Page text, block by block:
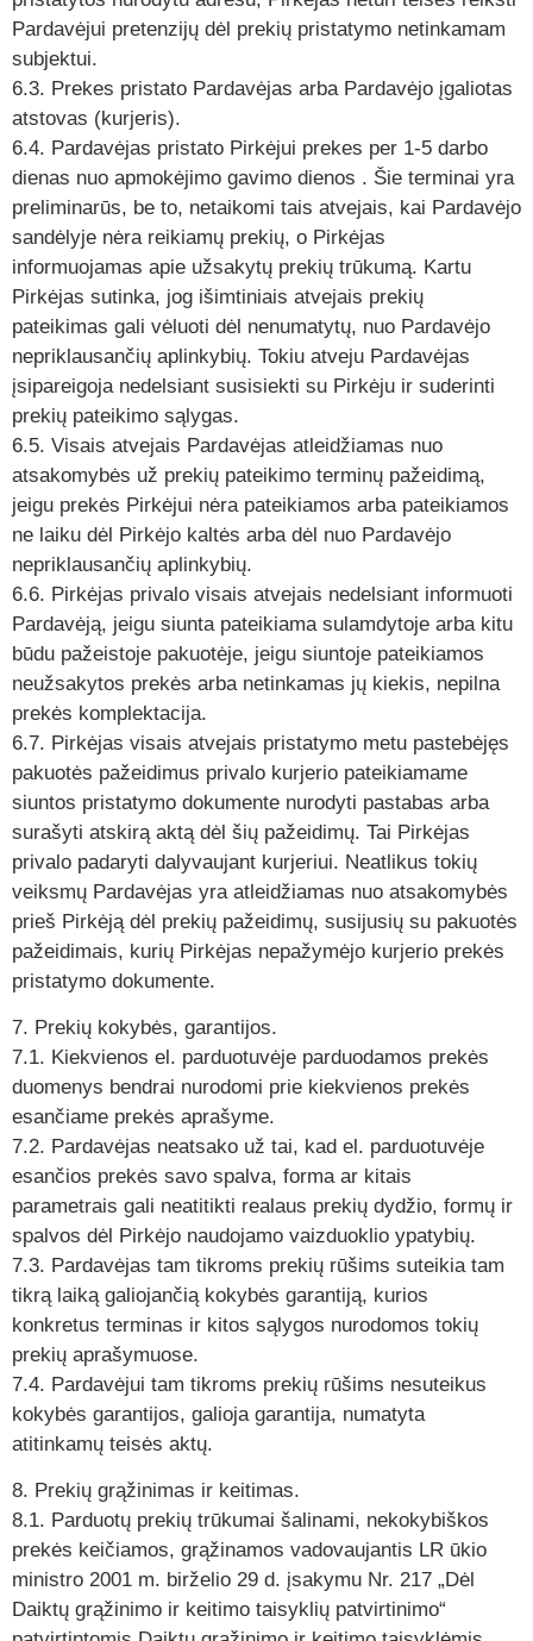
Pardavėjui pretenzijų dėl prekių pristatymo netinkamam
subjektui.
6.3. Prekes pristato Pardavėjas arba Pardavėjo įgaliotas
atstovas (kurjeris).
6.4. Pardavėjas pristato Pirkėjui prekes per 1-5 darbo
dienas nuo apmokėjimo gavimo dienos . Šie terminai yra
preliminarūs, be to, netaikomi tais atvejais, kai Pardavėjo
sandėlyje nėra reikiamų prekių, o Pirkėjas
informuojamas apie užsakytų prekių trūkumą. Kartu
Pirkėjas sutinka, jog išimtiniais atvejais prekių
pateikimas gali vėluoti dėl nenumatytų, nuo Pardavėjo
nepriklausančių aplinkybių. Tokiu atveju Pardavėjas
įsipareigoja nedelsiant susisiekti su Pirkėju ir suderinti
prekių pateikimo sąlygas.
6.5. Visais atvejais Pardavėjas atleidžiamas nuo
atsakomybės už prekių pateikimo terminų pažeidimą,
jeigu prekės Pirkėjui nėra pateikiamos arba pateikiamos
ne laiku dėl Pirkėjo kaltės arba dėl nuo Pardavėjo
nepriklausančių aplinkybių.
6.6. Pirkėjas privalo visais atvejais nedelsiant informuoti
Pardavėją, jeigu siunta pateikiama sulamdytoje arba kitu
būdu pažeistoje pakuotėje, jeigu siuntoje pateikiamos
neužsakytos prekės arba netinkamas jų kiekis, nepilna
prekės komplektacija.
6.7. Pirkėjas visais atvejais pristatymo metu pastebėjęs
pakuotės pažeidimus privalo kurjerio pateikiamame
siuntos pristatymo dokumente nurodyti pastabas arba
surašyti atskirą aktą dėl šių pažeidimų. Tai Pirkėjas
privalo padaryti dalyvaujant kurjeriui. Neatlikus tokių
veiksmų Pardavėjas yra atleidžiamas nuo atsakomybės
prieš Pirkėją dėl prekių pažeidimų, susijusių su pakuotės
pažeidimais, kurių Pirkėjas nepažymėjo kurjerio prekės
pristatymo dokumente.
7. Prekių kokybės, garantijos.
7.1. Kiekvienos el. parduotuvėje parduodamos prekės
duomenys bendrai nurodomi prie kiekvienos prekės
esančiame prekės aprašyme.
7.2. Pardavėjas neatsako už tai, kad el. parduotuvėje
esančios prekės savo spalva, forma ar kitais
parametrais gali neatitikti realaus prekių dydžio, formų ir
spalvos dėl Pirkėjo naudojamo vaizduoklio ypatybių.
7.3. Pardavėjas tam tikroms prekių rūšims suteikia tam
tikrą laiką galiojančią kokybės garantiją, kurios
konkretus terminas ir kitos sąlygos nurodomos tokių
prekių aprašymuose.
7.4. Pardavėjui tam tikroms prekių rūšims nesuteikus
kokybės garantijos, galioja garantija, numatyta
atitinkamų teisės aktų.
8. Prekių grąžinimas ir keitimas.
8.1. Parduotų prekių trūkumai šalinami, nekokybiškos
prekės keičiamos, grąžinamos vadovaujantis LR ūkio
ministro 2001 m. birželio 29 d. įsakymu Nr. 217 „Dėl
Daiktų grąžinimo ir keitimo taisyklių patvirtinimo“